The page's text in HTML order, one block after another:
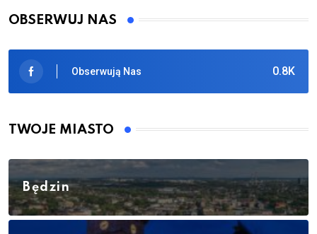
OBSERWUJ NAS
0.8K
Obserwują Nas
TWOJE MIASTO
Będzin